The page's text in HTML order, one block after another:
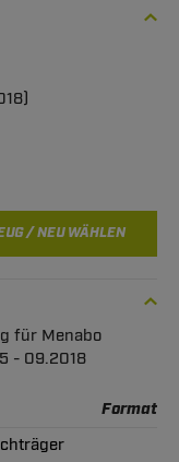
/ NEU WÄHLEN
für Menabo
- 09.2018
Format